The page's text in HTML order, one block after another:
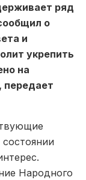
ряд
о
и
укрепить
о на
передает
Народного